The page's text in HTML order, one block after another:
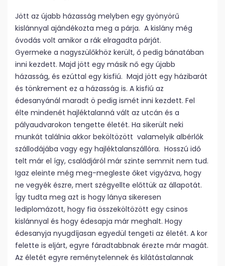
Jött az újabb házasság melyben egy gyönyörű
kislánnyal ajándékozta meg a párja. A kislány még
óvodás volt amikor a rák elragadta párját.
Gyermeke a nagyszülőkhöz került, ő pedig bánatában
inni kezdett. Majd jött egy másik nő egy újabb
házasság, és ezúttal egy kisfiú. Majd jött egy házibarát
és tönkrement ez a házasság is. A kisfiú az
édesanyánál maradt ö pedig ismét inni kezdett. Fel
élte mindenét hajléktalanná vált az utcán és a
pályaudvarokon tengette életét. Ha sikerült neki
munkát találnia akkor beköltözött valamelyik albérlők
szállodájába vagy egy hajléktalanszállóra. Hosszú idő
telt már el így, családjáról már szinte semmit nem tud.
Igaz eleinte még meg-megleste őket vigyázva, hogy
ne vegyék észre, mert szégyellte előttük az állapotát.
Így tudta meg azt is hogy lánya sikeresen
lediplomázott, hogy fia összeköltözött egy csinos
kislánnyal és hogy édesapja már meghalt. Hogy
édesanyja nyugdíjasan egyedül tengeti az életét. A kor
felette is eljárt, egyre fáradtabbnak érezte már magát.
Az életét egyre reménytelennek és kilátástalannak